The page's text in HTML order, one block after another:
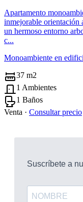
Apartamento
inmejorable orientación
un hermoso entorno
c...
Monoambiente en
37 m2
1 Ambientes
1 Baños
Venta · Consultar precio